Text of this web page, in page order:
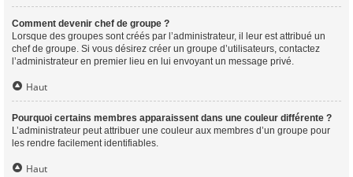
Comment devenir chef de groupe ?
Lorsque des groupes sont créés par l’administrateur, il leur est attribué un
chef de groupe. Si vous désirez créer un groupe d’utilisateurs, contactez
l’administrateur en premier lieu en lui envoyant un message privé.
Haut
Pourquoi certains membres apparaissent dans une couleur différente ?
L’administrateur peut attribuer une couleur aux membres d’un groupe pour
les rendre facilement identifiables.
Haut